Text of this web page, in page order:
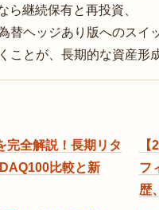
継続保有と再投資、
替ヘッジあり版へのスイ
ことが、長期的な資産形
完全解説！長期リタ
比較と新
フ
歴